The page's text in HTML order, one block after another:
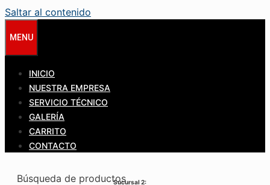
Saltar al contenido
MENU
INICIO
NUESTRA EMPRESA
SERVICIO TÉCNICO
GALERÍA
CARRITO
CONTACTO
Búsqueda de productosSucursal 2: